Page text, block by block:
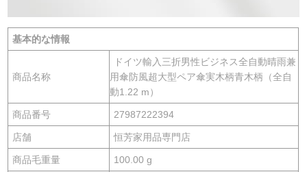
基本的な情報
商品名称
ドイツ輸入三折男性ビジネス全自動晴雨兼
用傘防風超大型ペア傘実木柄青木柄（全自
動1.22 m）
商品番号 27987222394
店舗 恒芳家用品専門店
商品毛重量 100.00 g